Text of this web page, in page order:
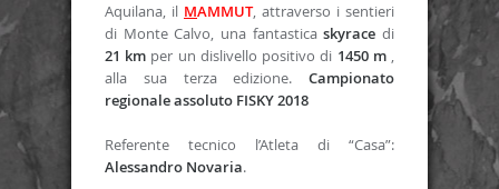
Aquilana, il MAMMUT, attraverso i sentieri
di Monte Calvo, una fantasticaskyrace di
21 km per un dislivello positivo di 1450 m,
alla sua terza edizione. Campionato
regionale assoluto FISKY 2018
Referente tecnico l’Atleta di “Casa”:
Alessandro Novaria.